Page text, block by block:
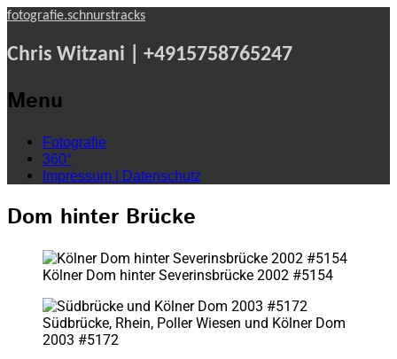
fotografie.schnurstracks
Chris Witzani | +4915758765247
Menu
Skip
content
Fotografie
360°
Impressum | Datenschutz
Dom hinter Brücke
Kölner Dom hinter Severinsbrücke 2002 #5154
Südbrücke, Rhein, Poller Wiesen und Kölner Dom
2003 #5172